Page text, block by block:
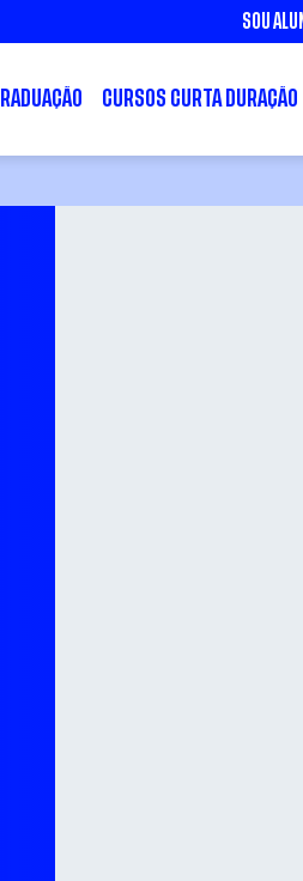
SOU
CURSOS CURTA DURAÇÃO